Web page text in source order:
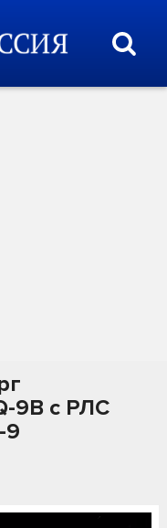
9B с РЛС
9